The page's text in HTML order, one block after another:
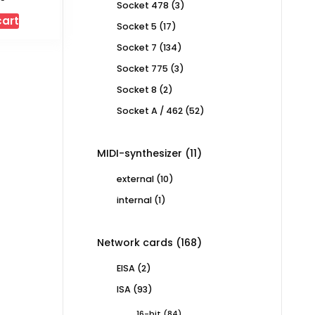
Socket 478 33
Socket 5 1717
Socket 7 134134
Socket 775 33
Socket 8 22
Socket A / 462 5252
MIDI-synthesizer 1111
external 1010
internal 11
Network cards 168168
EISA 22
ISA 9393